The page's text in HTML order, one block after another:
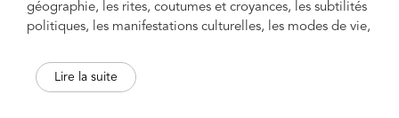
géographie, les rites, coutumes et croyances, les subtilités
politiques, les manifestations culturelles, les modes de vie,
politiques ou linguistiques qui s'élevaient entre eux, c'est
d'abord par fidélité à un héritage, par appartenance à une
Lire la suite